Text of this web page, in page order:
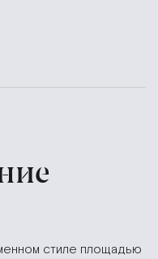
стиле площадью